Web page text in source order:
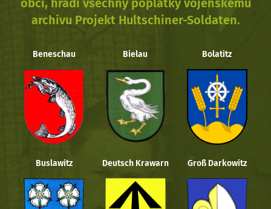
obcí, hradí všechny poplatky vojenskému
archivu Projekt Hultschiner-Soldaten.
Beneschau Bielau Bolatitz
Buslawitz Deutsch Krawarn Groß Darkowitz